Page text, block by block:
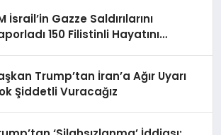
İsrail’in Gazze Saldırılarını
150 Filistinli Hayatını
Trump’tan İran’a Ağır Uyarı
Şiddetli Vuracağız